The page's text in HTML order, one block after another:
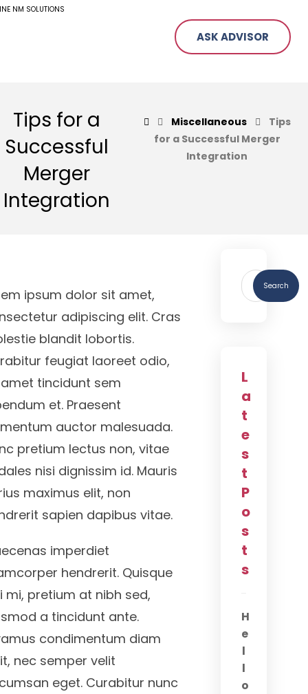
ASK ADVISOR
Tips for a
Successful
Merger
Integration
Miscellaneous
Tips
for a Successful Merger
Integration
ipsum dolor sit amet,
adipiscing elit. Cras
blandit lobortis.
feugiat laoreet odio,
tincidunt sem
et. Praesent
auctor malesuada.
pretium lectus non, vitae
nisi dignissim id. Mauris
maximus elit, non
sapien dapibus vitae.
imperdiet
hendrerit. Quisque
mi, pretium at nibh sed,
a tincidunt ante.
condimentum diam
nec semper velit
eget. Curabitur nunc
Search
L
a
t
e
s
t
P
o
s
t
s
H
e
l
l
o